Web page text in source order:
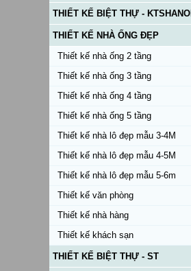
THIẾT KẾ BIỆT THỰ - KTSHANOI
THIẾT KẾ NHÀ ỐNG ĐẸP
Thiết kế nhà ống 2 tầng
Thiết kế nhà ống 3 tầng
Thiết kế nhà ống 4 tầng
Thiết kế nhà ống 5 tầng
Thiết kế nhà lô đẹp mẫu 3-4M
Thiết kế nhà lô đẹp mẫu 4-5M
Thiết kế nhà lô đẹp mẫu 5-6m
Thiết kế văn phòng
Thiết kế nhà hàng
Thiết kế khách sạn
THIẾT KẾ BIỆT THỰ - ST